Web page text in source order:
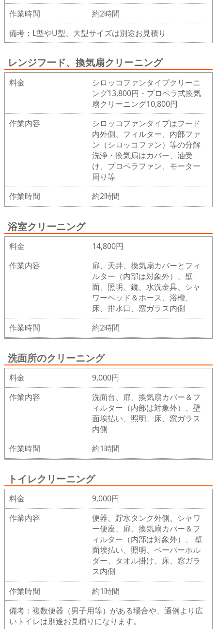
作業時間
約2時間
備考：L型やU型、大型サイズは別途お見積り
レンジフード、換気扇クリーニング
料金
シロッコファンタイプクリーニ
ング13,800円・プロペラ式換気
扇クリーニング10,800円
作業内容
シロッコファンタイプはフード
内外側、フィルター、内部ファ
ン（シロッコファン）等の分解
洗浄・換気扇はカバー、油受
け、プロペラファン、モーター
周り等
作業時間
約2時間
浴室クリーニング
料金
14,800円
作業内容
扉、天井、換気扇カバーとフィ
ルター（内部は対象外）、壁
面、照明、鏡、水洗金具、シャ
ワーヘッド＆ホース、浴槽、
床、排水口、窓ガラス内側
作業時間
約2時間
洗面所のクリーニング
料金
9,000円
作業内容
洗面台、扉、換気扇カバー＆フ
ィルター（内部は対象外）、壁
面埃払い、照明、床、窓ガラス
内側
作業時間
約1時間
トイレクリーニング
料金
9,000円
作業内容
便器、貯水タンク外側、シャワ
ー便座、扉、換気扇カバー＆フ
ィルター（内部は対象外）、 壁
面埃払い、照明、ペーパーホル
ダー、タオル掛け、床、窓ガラ
ス内側
作業時間
約1時間
備考：複数便器（男子用等）がある場合や、通例より広
いトイレは別途お見積りになります。